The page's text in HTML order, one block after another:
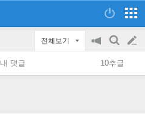
전체보기
공
지
on/off
검
색
글
쓰
내 댓글 10추글